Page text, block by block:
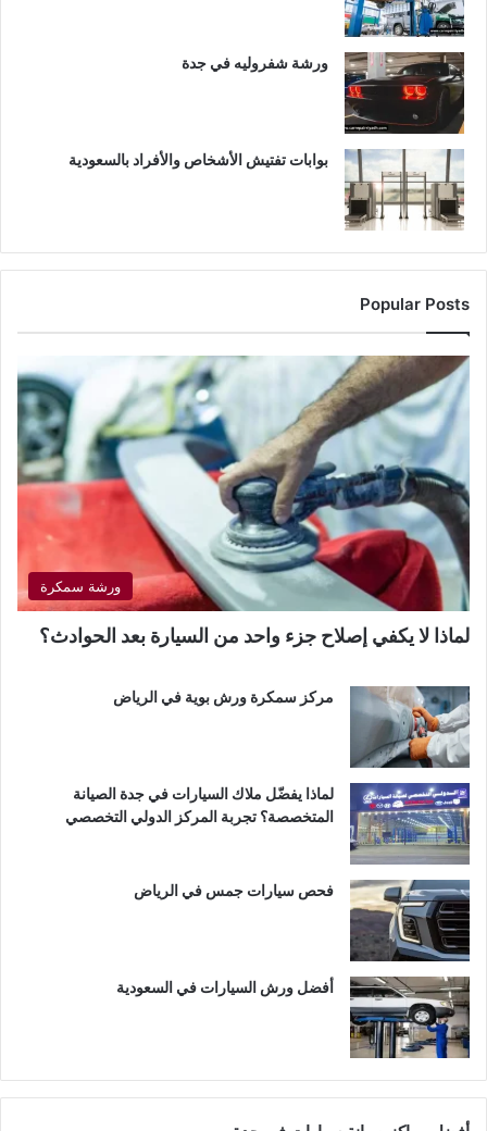
ورشة شفروليه في جدة
بوابات تفتيش الأشخاص والأفراد بالسعودية
Popular Posts
ورشة سمكرة
لماذا لا يكفي إصلاح جزء واحد من السيارة بعد الحوادث؟
مركز سمكرة ورش بوية في الرياض
لماذا يفضّل ملاك السيارات في جدة الصيانة
المتخصصة؟ تجربة المركز الدولي التخصصي
فحص سيارات جمس في الرياض
أفضل ورش السيارات في السعودية